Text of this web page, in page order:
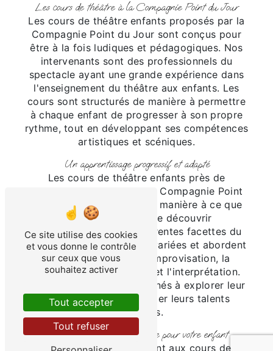
Les cours de théâtre à la Compagnie Point du Jour
Les cours de théâtre enfants proposés par la
Compagnie Point du Jour sont conçus pour
être à la fois ludiques et pédagogiques. Nos
intervenants sont des professionnels du
spectacle ayant une grande expérience dans
l'enseignement du théâtre aux enfants. Les
cours sont structurés de manière à permettre
à chaque enfant de progresser à son propre
rythme, tout en développant ses compétences
artistiques et scéniques.
Un apprentissage progressif et adapté
Les cours de théâtre enfants près de
Beauvoir-sur-Niort avec la Compagnie Point
du Jour sont organisés de manière à ce que
chaque enfant puisse découvrir
progressivement les différentes facettes du
théâtre. Les séances sont variées et abordent
des aspects tels que l'improvisation, la
diction, la mise en scène et l'interprétation.
Les enfants sont ainsi amenés à explorer leur
créativité et à développer leurs talents
artistiques.
Une expérience enrichissante pour votre enfant
En inscrivant votre enfant aux cours de
Ce site utilise des cookies
et vous donne le contrôle
sur ceux que vous
souhaitez activer
Tout accepter
Tout refuser